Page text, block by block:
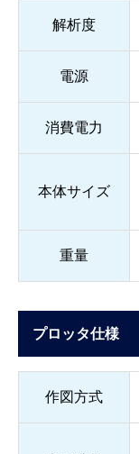
解析度
電源
消費電力
本体サイズ
重量
プロッタ仕様
作図方式